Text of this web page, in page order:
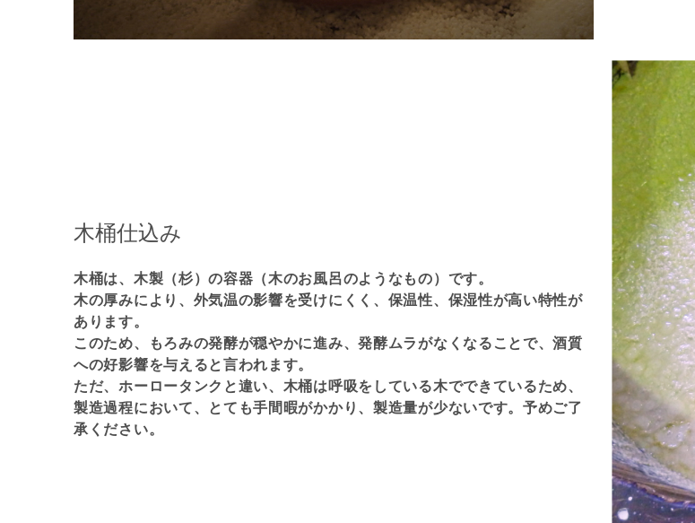
木桶仕込み
木桶は、木製（杉）の容器（木のお風呂のようなもの）です。
木の厚みにより、外気温の影響を受けにくく、保温性、保湿性が高い特性が
あります。
このため、もろみの発酵が穏やかに進み、発酵ムラがなくなることで、酒質
への好影響を与えると言われます。
ただ、ホーロータンクと違い、木桶は呼吸をしている木でできているため、
製造過程において、とても手間暇がかかり、製造量が少ないです。予めご了
承ください。